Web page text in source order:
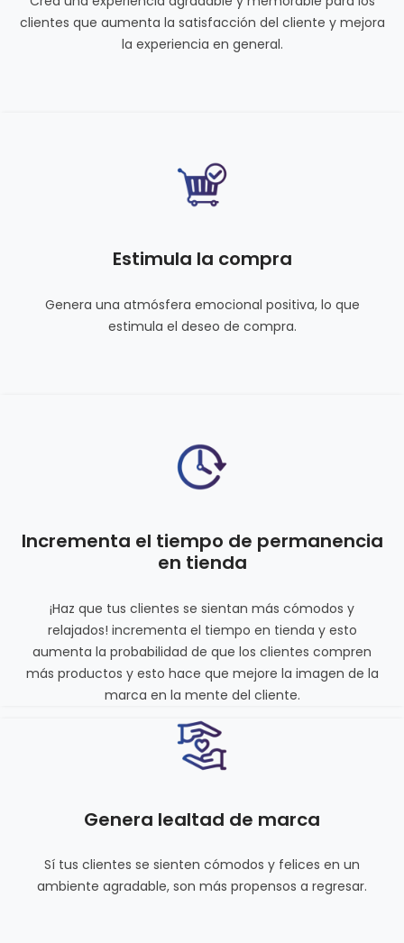
clientes que aumenta la satisfacción del cliente y mejora
la experiencia en general.
Estimula la compra
Genera una atmósfera emocional positiva, lo que
estimula el deseo de compra.
Incrementa el tiempo de permanencia
en tienda
¡Haz que tus clientes se sientan más cómodos y
relajados! incrementa el tiempo en tienda y esto
aumenta la probabilidad de que los clientes compren
más productos y esto hace que mejore la imagen de la
marca en la mente del cliente.
Genera lealtad de marca
Sí tus clientes se sienten cómodos y felices en un
ambiente agradable, son más propensos a regresar.